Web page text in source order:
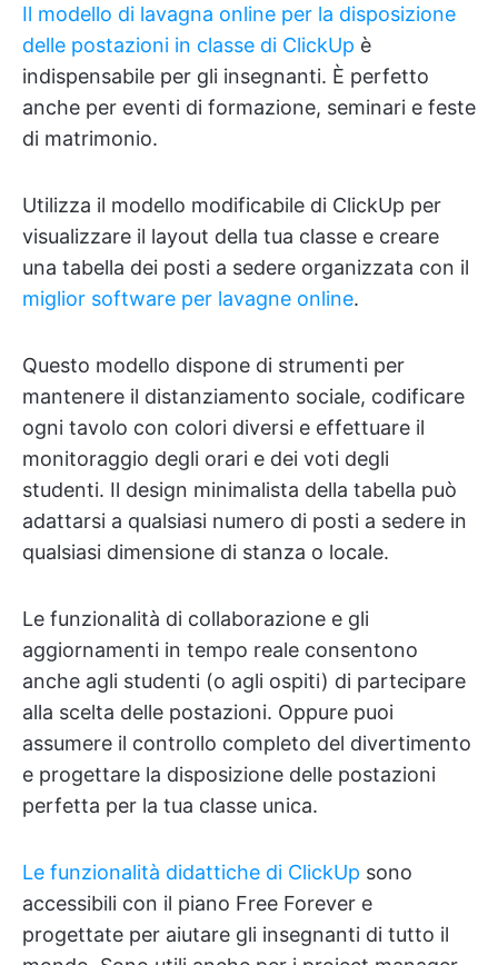
Il modello di lavagna online per la disposizione
delle postazioni in classe di ClickUp è
indispensabile per gli insegnanti. È perfetto
anche per eventi di formazione, seminari e feste
di matrimonio.
Utilizza il modello modificabile di ClickUp per
visualizzare il layout della tua classe e creare
una tabella dei posti a sedere organizzata con il
miglior software per lavagne online.
Questo modello dispone di strumenti per
mantenere il distanziamento sociale, codificare
ogni tavolo con colori diversi e effettuare il
monitoraggio degli orari e dei voti degli
studenti. Il design minimalista della tabella può
adattarsi a qualsiasi numero di posti a sedere in
qualsiasi dimensione di stanza o locale.
Le funzionalità di collaborazione e gli
aggiornamenti in tempo reale consentono
anche agli studenti (o agli ospiti) di partecipare
alla scelta delle postazioni. Oppure puoi
assumere il controllo completo del divertimento
e progettare la disposizione delle postazioni
perfetta per la tua classe unica.
Le funzionalità didattiche di ClickUp sono
accessibili con il piano Free Forever e
progettate per aiutare gli insegnanti di tutto il